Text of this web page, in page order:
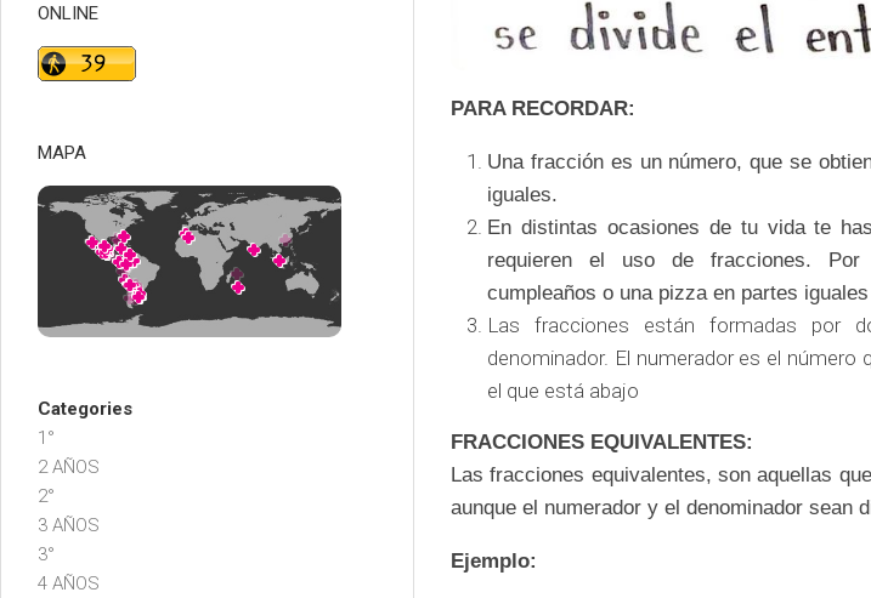
PARA RECORDAR:
Una fracción es un número, que se
iguales.
En distintas ocasiones de tu vida te
requieren el uso de fracciones.
cumpleaños o una pizza en partes iguales
Las fracciones están formadas por
denominador. El numerador es el número
el que está abajo
FRACCIONES EQUIVALENTES:
Las fracciones equivalentes, son aquellas
aunque el numerador y el denominador sean
Ejemplo:
ONLINE
MAPA
Categories
1°
2 AÑOS
2°
3 AÑOS
3°
4 AÑOS